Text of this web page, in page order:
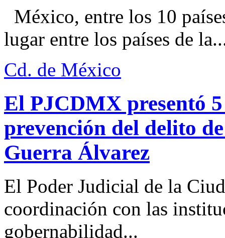
México, entre los 10
lugar entre los países de
Cd. de México
El PJCDMX presentó
prevención del delito
Guerra Álvarez
El Poder Judicial de la
coordinación con las
gobernabilidad...